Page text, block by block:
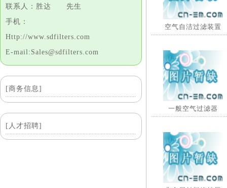
联系人：胜达 先生
手机：
Http://www.sdfilters.com
E-mail:Sales@sdfilters.com
[商务信息]
[人才招聘]
空气自洁过滤装置
一般空气过滤器